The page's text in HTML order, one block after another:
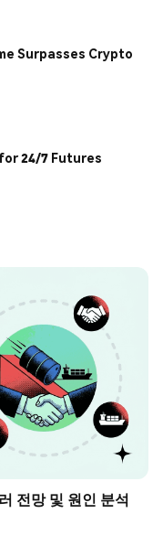
Surpasses Crypto
24/7 Futures
전망 및 원인 분석